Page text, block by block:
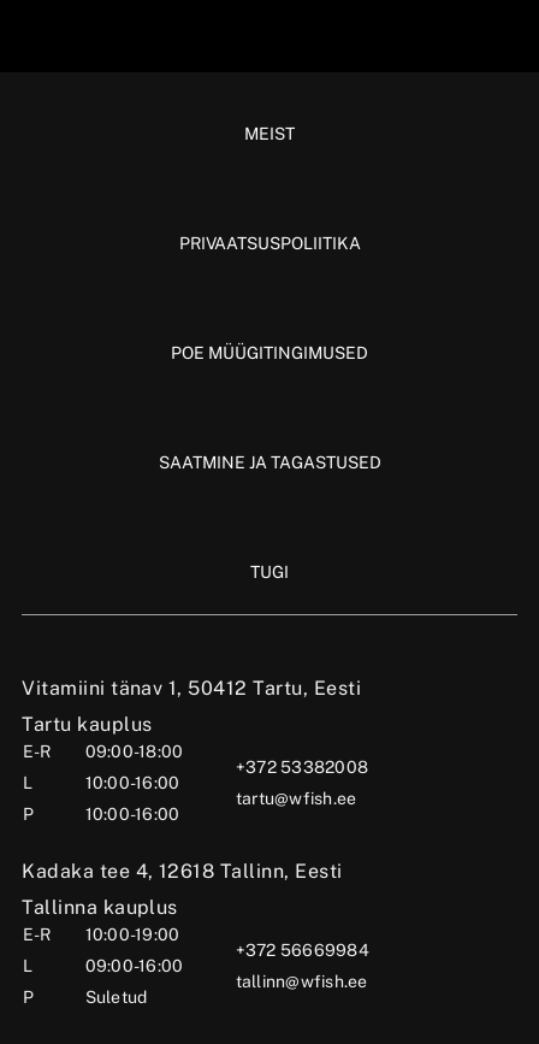
Vitamiini tänav 1, 50412 Tartu, Eesti
Tartu kauplus
E-R
09:00-18:00
L
10:00-16:00
P
10:00-16:00
+372 53382008
tartu@wfish.ee
Kadaka tee 4, 12618 Tallinn, Eesti
Tallinna kauplus
E-R
10:00-19:00
L
09:00-16:00
P
Suletud
+372 56669984
tallinn@wfish.ee
MEIST
PRIVAATSUSPOLIITIKA
POE MÜÜGITINGIMUSED
SAATMINE JA TAGASTUSED
TUGI